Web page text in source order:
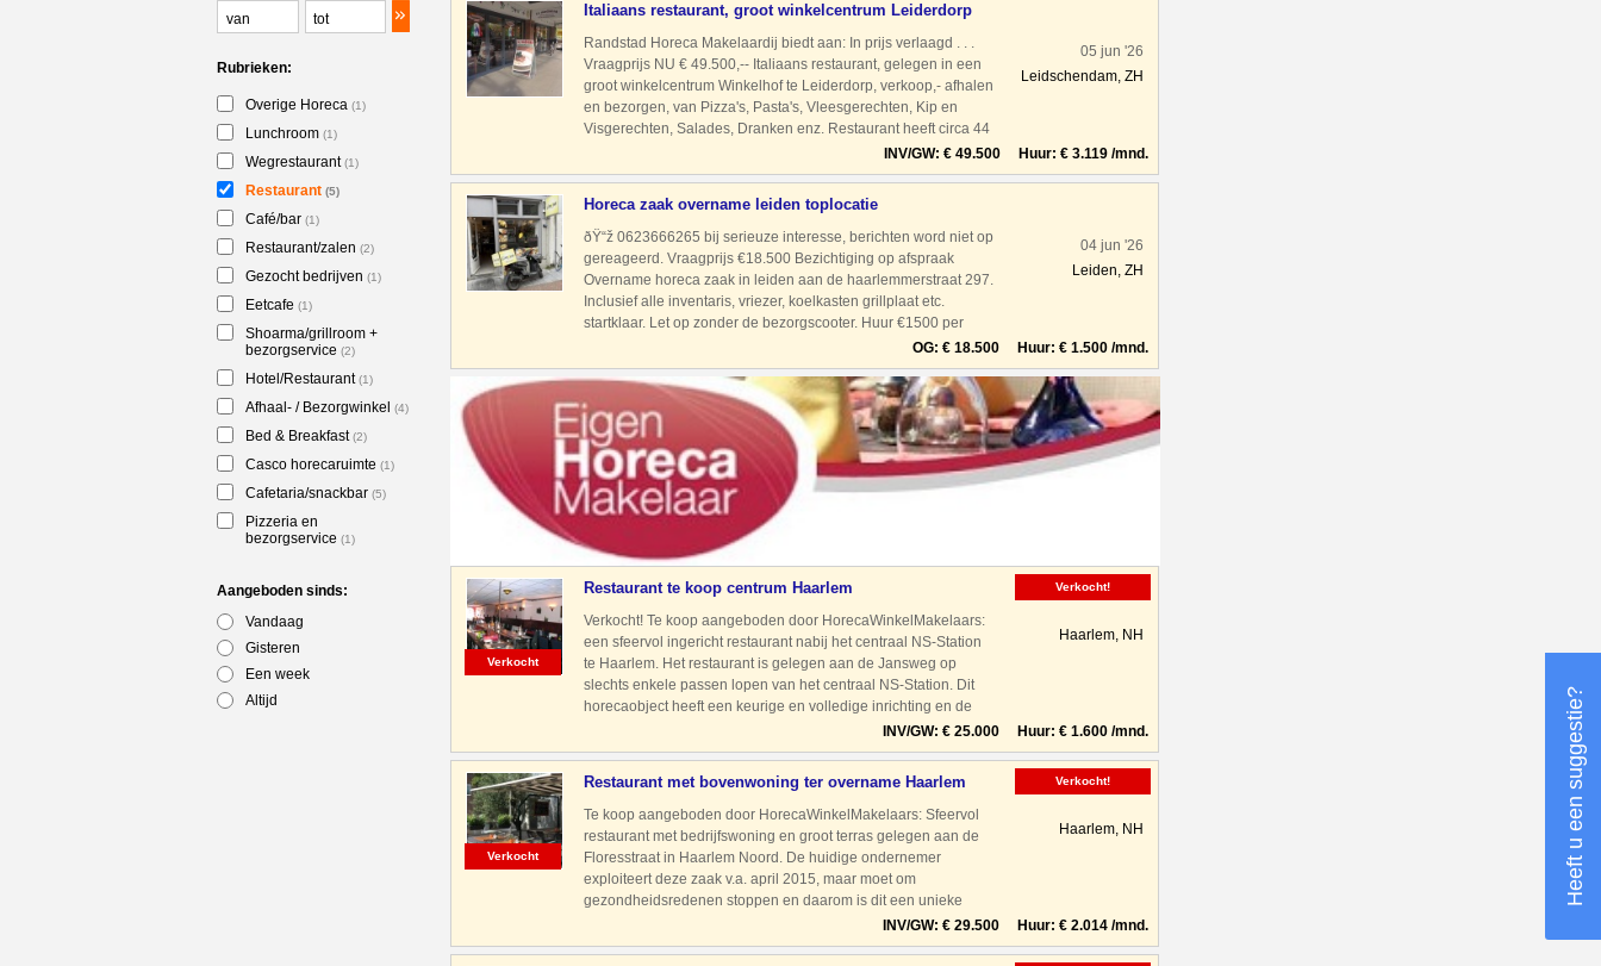
Rubrieken:
Overige Horeca (1)
Lunchroom (1)
Wegrestaurant(1)
Restaurant (5)
Café/bar (1)
Restaurant/zalen (2)
Gezocht bedrijven (1)
Eetcafe (1)
Shoarma/grillroom +
bezorgservice (2)
Hotel/Restaurant(1)
Afhaal- / Bezorgwinkel (4)
Bed & Breakfast(2)
Casco horecaruimte (1)
Cafetaria/snackbar (5)
Pizzeria en
bezorgservice (1)
Aangeboden sinds:
Vandaag
Gisteren
Een week
Altijd
Italiaans restaurant, groot winkelcentrum Leiderdorp
Randstad Horeca Makelaardij biedt aan: In prijs verlaagd . . .
Vraagprijs NU € 49.500,-- Italiaans restaurant, gelegen in een
groot winkelcentrum Winkelhof te Leiderdorp, verkoop,- afhalen
en bezorgen, van Pizza's, Pasta's, Vleesgerechten, Kip en
Visgerechten, Salades, Dranken enz. Restaurant heeft circa 44
05 jun '26
Leidschendam, ZH
INV/GW: € 49.500 Huur: € 3.119 /mnd.
Horeca zaak overname leiden toplocatie
ðŸ“ž 0623666265 bij serieuze interesse, berichten word niet op
gereageerd. Vraagprijs €18.500 Bezichtiging op afspraak
Overname horeca zaak in leiden aan de haarlemmerstraat 297.
Inclusief alle inventaris, vriezer, koelkasten grillplaat etc.
startklaar. Let op zonder de bezorgscooter. Huur €1500 per
04 jun '26
Leiden, ZH
OG: € 18.500 Huur: € 1.500 /mnd.
Verkocht
Restaurant te koop centrum Haarlem
Verkocht! Te koop aangeboden door HorecaWinkelMakelaars:
een sfeervol ingericht restaurant nabij het centraal NS-Station
te Haarlem. Het restaurant is gelegen aan de Jansweg op
slechts enkele passen lopen van het centraal NS-Station. Dit
horecaobject heeft een keurige en volledige inrichting en de
apparatuur verkeert in een goede staat van onderhou
Haarlem, NH
INV/GW: € 25.000 Huur: € 1.600 /mnd.
Verkocht!
Verkocht
Restaurant met bovenwoning ter overname Haarlem
Te koop aangeboden door HorecaWinkelMakelaars: Sfeervol
restaurant met bedrijfswoning en groot terras gelegen aan de
Floresstraat in Haarlem Noord. De huidige ondernemer
exploiteert deze zaak v.a. april 2015, maar moet om
gezondheidsredenen stoppen en daarom is dit een unieke
kans voor een starter en/of ondernemerskoppel om een kant en
klaar bedrij
Haarlem, NH
INV/GW: € 29.500 Huur: € 2.014 /mnd.
Verkocht! Heeft u een suggestie?